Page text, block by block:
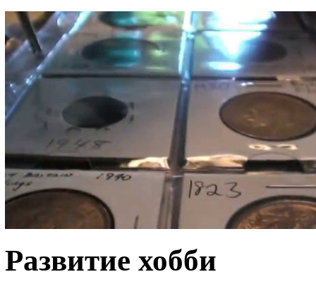
Развитие хобби